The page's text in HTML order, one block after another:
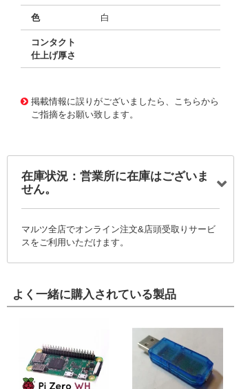
色 白
コンタクト
仕上げ厚さ
掲載情報に誤りがございましたら、こちらから
ご指摘をお願い致します。
在庫状況：営業所に在庫はございま
せん。
マルツ全店でオンライン注文&店頭受取りサービ
スをご利用いただけます。
よく一緒に購入されている製品